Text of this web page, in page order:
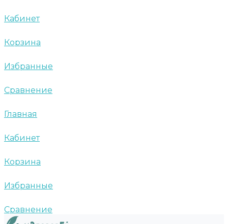
Кабинет
Корзина
Избранные
Сравнение
Главная
Кабинет
Корзина
Избранные
Сравнение